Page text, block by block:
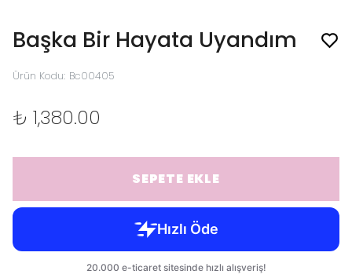
Başka Bir Hayata Uyandım
Ürün Kodu: Bc00405
₺ 1,380.00
SEPETE EKLE